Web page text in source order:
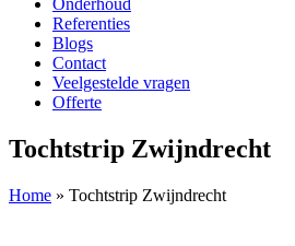
Onderhoud
Referenties
Blogs
Contact
Veelgestelde vragen
Offerte
Tochtstrip Zwijndrecht
Home » Tochtstrip Zwijndrecht